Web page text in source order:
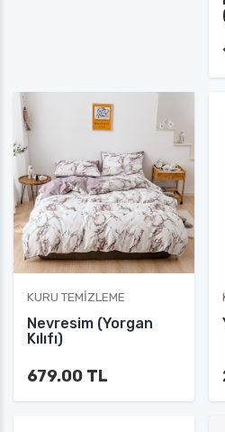
KURU TEMIZLEME
Nevresim (Yorgan
Kılıfı)
679.00 TL